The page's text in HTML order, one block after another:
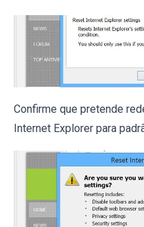
Confirme que pretende
Internet Explorer para